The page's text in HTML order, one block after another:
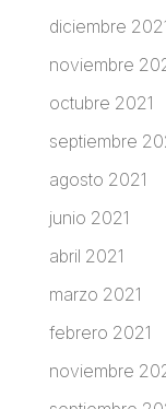
diciembre
noviembre
octubre 2021
septiembre
agosto 2021
junio 2021
abril 2021
marzo 2021
febrero 2021
noviembre